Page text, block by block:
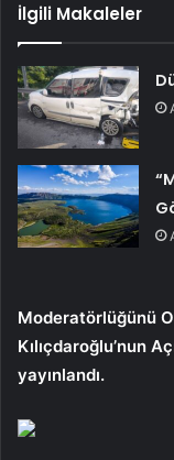
İlgili Makaleler
Moderatörlüğünü
Kılıçdaroğlu’nun
yayınlandı.